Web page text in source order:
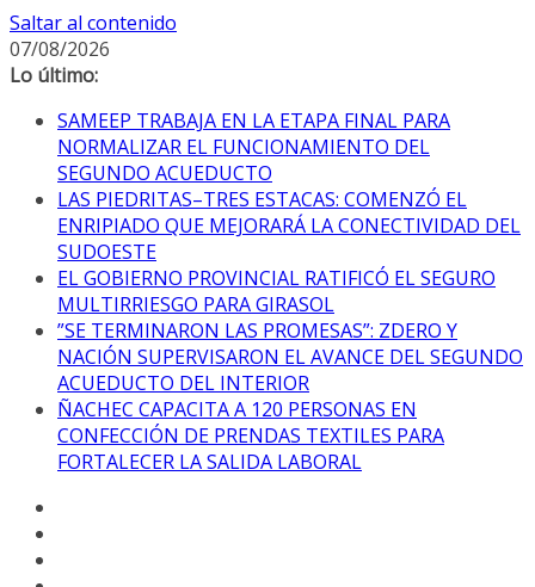
Saltar al contenido
07/08/2026
Lo último:
SAMEEP TRABAJA EN LA ETAPA FINAL PARA
NORMALIZAR EL FUNCIONAMIENTO DEL
SEGUNDO ACUEDUCTO
LAS PIEDRITAS–TRES ESTACAS: COMENZÓ EL
ENRIPIADO QUE MEJORARÁ LA CONECTIVIDAD DEL
SUDOESTE
EL GOBIERNO PROVINCIAL RATIFICÓ EL SEGURO
MULTIRRIESGO PARA GIRASOL
”SE TERMINARON LAS PROMESAS”: ZDERO Y
NACIÓN SUPERVISARON EL AVANCE DEL SEGUNDO
ACUEDUCTO DEL INTERIOR
ÑACHEC CAPACITA A 120 PERSONAS EN
CONFECCIÓN DE PRENDAS TEXTILES PARA
FORTALECER LA SALIDA LABORAL